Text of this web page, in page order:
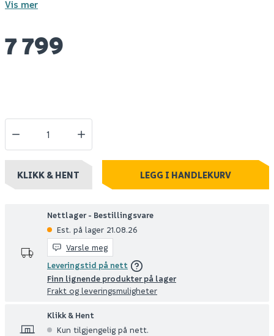
Vis mer
7 799
KLIKK & HENT LEGG I HANDLEKURV
Nettlager - Bestillingsvare
Est. på lager 21.08.26
Varsle meg
Leveringstid på nett
Finn lignende produkter på lager
Frakt og leveringsmuligheter
Klikk & Hent
Kun tilgjengelig på nett.